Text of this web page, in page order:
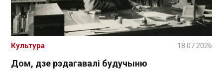
Дом, дзе рэдагавалі будучыню
Культура 18.07.2026